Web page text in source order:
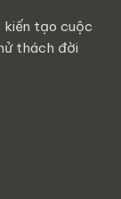
kiến tạo cuộc
thách đời